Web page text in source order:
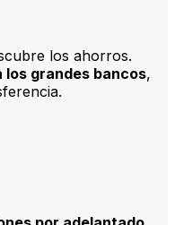
los ahorros.
los grandes bancos,